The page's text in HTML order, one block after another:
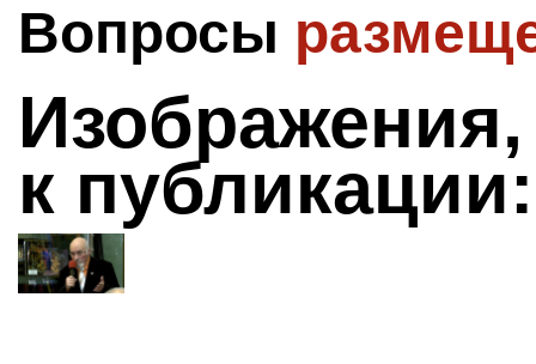
Вопросы
к публикации: